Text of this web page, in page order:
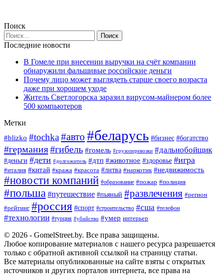
Поиск
Последние новости
В Гомеле при внесении выручки на счёт компании
обнаружили фальшивые российские деньги
Почему лицо может выглядеть старше своего возраста
даже при хорошем уходе
Житель Светлогорска заразил вирусом-майнером более
500 компьютеров
Метки
#blizko #tochka#авто #беларусь #бизнес #богатство
#германия#гибель #гомель #грузоперевозки #дальнобойщик
#деньги #дети #долгожитель #дтп #животное #здоровье #игра
#италия #китай #кража #красота #литва #наркотик #недвижимость
#новости компаний #образование #пожар #полиция
#польша #путешествие #пьяный #развлечения #регион
#рейтинг #россия #спорт #строительство #сша #телефон
#технологии #турция #убийство #умер интерьер
© 2026 - GomelStreet.by. Все права защищены.
Любое копирование материалов с нашего ресурса разрешается
только с обратной активной ссылкой на страницу статьи.
Все материалы опубликованные на сайте взяты с открытых
источников и других порталов интернета, все права на